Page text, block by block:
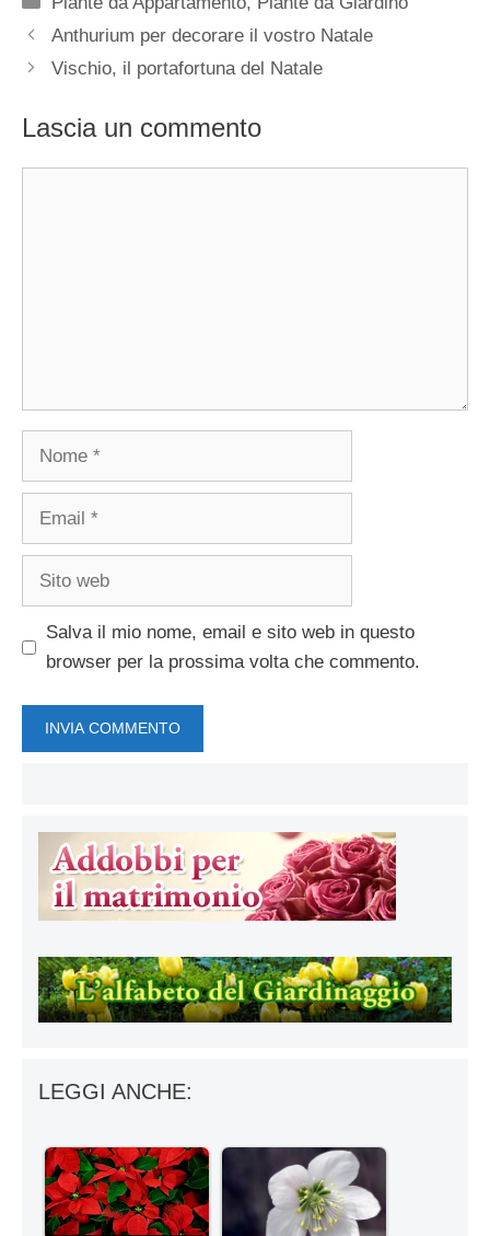
Anthurium per decorare il vostro Natale
Vischio, il portafortuna del Natale
Lascia un commento
Nome
Email
Sito
Salva il mio nome, email e sito web in questo
browser per la prossima volta che commento.
LEGGI ANCHE: